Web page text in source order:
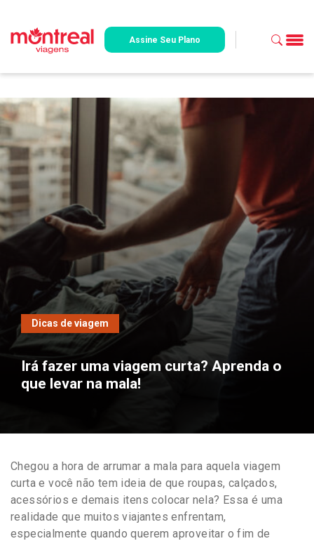
Assine Seu Plano
Dicas de viagem
Irá fazer uma viagem curta? Aprenda o
que levar na mala!
Chegou a hora de arrumar a mala para aquela viagem
curta e você não tem ideia de que roupas, calçados,
acessórios e demais itens colocar nela? Essa é uma
realidade que muitos viajantes enfrentam,
especialmente quando querem aproveitar o fim de